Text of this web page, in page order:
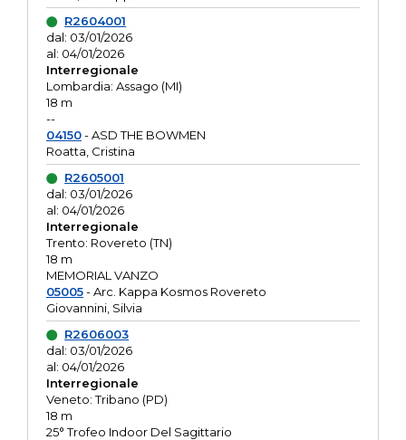
R2604001
dal: 03/01/2026
al: 04/01/2026
Interregionale
Lombardia: Assago (MI)
18 m
--
04150- ASD THE BOWMEN
Roatta, Cristina
R2605001
dal: 03/01/2026
al: 04/01/2026
Interregionale
Trento: Rovereto (TN)
18 m
MEMORIAL VANZO
05005- Arc. Kappa Kosmos Rovereto
Giovannini, Silvia
R2606003
dal: 03/01/2026
al: 04/01/2026
Interregionale
Veneto: Tribano (PD)
18 m
25° Trofeo Indoor Del Sagittario